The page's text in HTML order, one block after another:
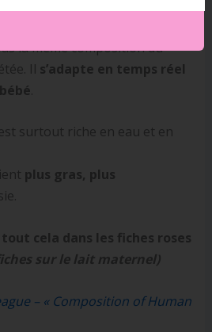
la même composition du
Il s’adapte en temps réel
.
surtout riche en eau et en
plus gras, plus
cela dans les fiches roses
sur le lait maternel)
– « Composition of Human